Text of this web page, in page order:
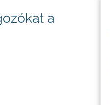
a